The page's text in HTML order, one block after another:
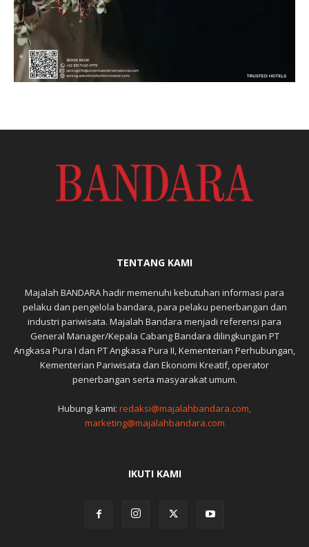
TENTANG KAMI
Majalah BANDARA hadir memenuhi kebutuhan informasi para
pelaku dan pengelola bandara, para pelaku penerbangan dan
industri pariwisata. Majalah Bandara menjadi referensi para
General Manager/Kepala Cabang Bandara dilingkungan PT
Angkasa Pura I dan PT Angkasa Pura II, Kementerian Perhubungan,
Kementerian Pariwisata dan Ekonomi Kreatif, operator
penerbangan serta masyarakat umum.
Hubungi kami: redaksi@majalahbandara.com,
marketing@majalahbandara.com
IKUTI KAMI